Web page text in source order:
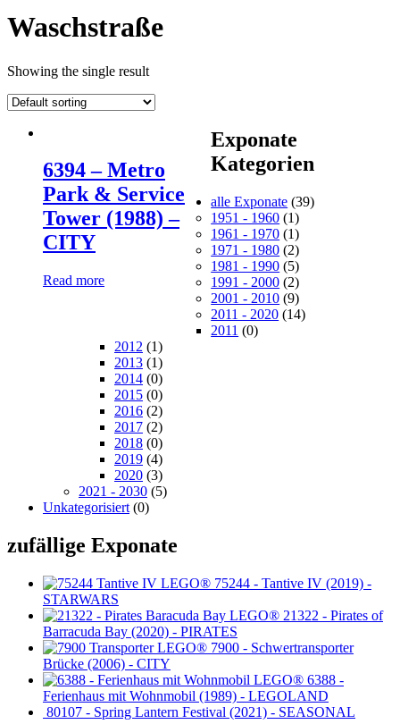
Waschstraße
Showing the single result
6394 – Metro
Park & Service
Tower (1988) –
CITY
Read more
Exponate
Kategorien
alle Exponate (39)
1951 - 1960 (1)
1961 - 1970 (1)
1971 - 1980 (2)
1981 - 1990 (5)
1991 - 2000 (2)
2001 - 2010 (9)
2011 - 2020 (14)
2011 (0)
2012 (1)
2013 (1)
2014 (0)
2015 (0)
2016 (2)
2017 (2)
2018 (0)
2019 (4)
2020 (3)
2021 - 2030 (5)
Unkategorisiert (0)
zufällige Exponate
75244 - Tantive IV (2019) -
STARWARS
21322 - Pirates of
Barracuda Bay (2020) - PIRATES
7900 - Schwertransporter
Brücke (2006) - CITY
6388 -
Ferienhaus mit Wohnmobil (1989) - LEGOLAND
80107 - Spring Lantern Festival (2021) - SEASONAL